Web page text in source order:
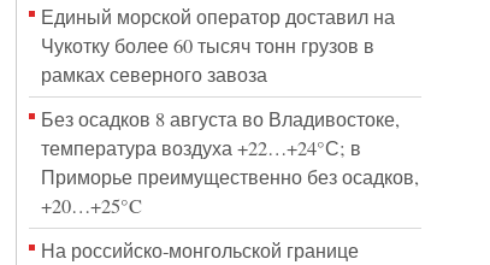
Единый морской оператор доставил на
Чукотку более 60 тысяч тонн грузов в
рамках северного завоза
Без осадков 8 августа во Владивостоке,
температура воздуха +22…+24°С; в
Приморье преимущественно без осадков,
+20…+25°C
На российско‑монгольской границе